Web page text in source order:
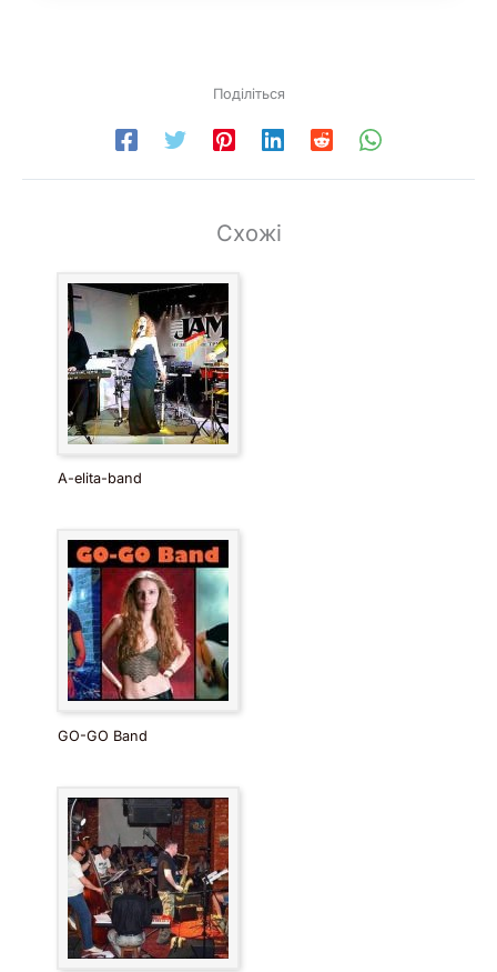
Поділіться
Схожі
A-elita-band
GO-GO Band